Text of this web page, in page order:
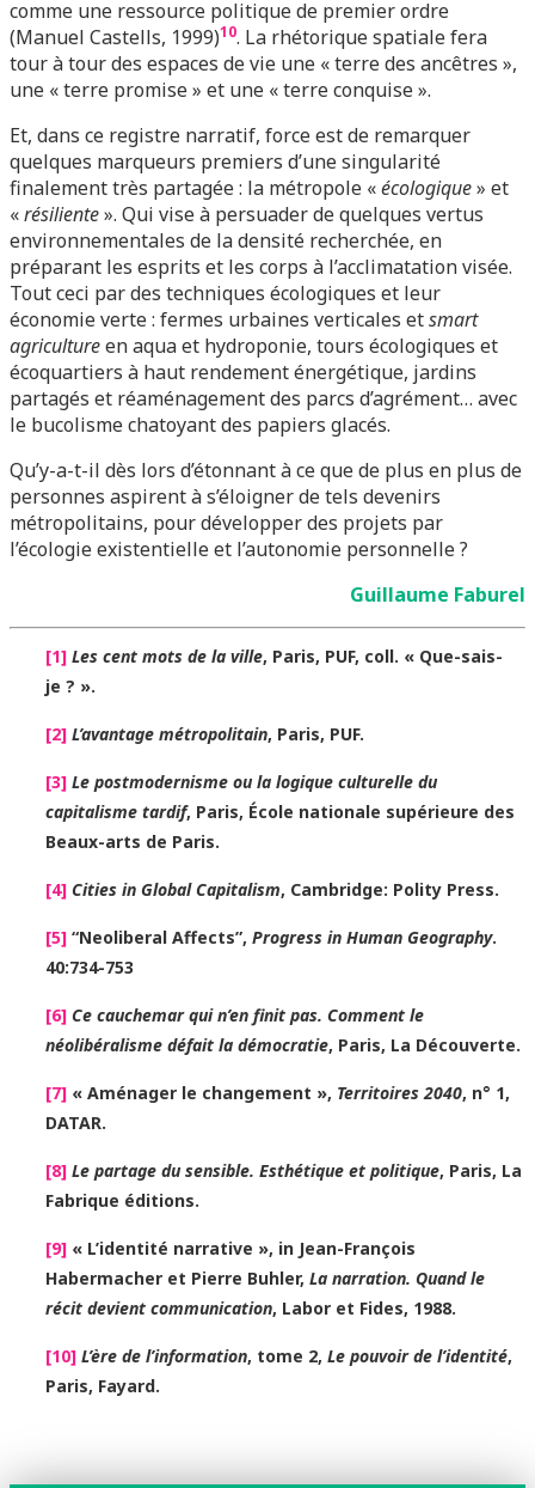
comme une ressource politique de premier ordre
(Manuel Castells, 1999)10. La rhétorique spatiale fera
tour à tour des espaces de vie une « terre des ancêtres »,
une « terre promise » et une « terre conquise ».
Et, dans ce registre narratif, force est de remarquer
quelques marqueurs premiers d’une singularité
finalement très partagée : la métropole «écologique» et
«résiliente». Qui vise à persuader de quelques vertus
environnementales de la densité recherchée, en
préparant les esprits et les corps à l’acclimatation visée.
Tout ceci par des techniques écologiques et leur
économie verte : fermes urbaines verticales etsmart
agricultureen aqua et hydroponie, tours écologiques et
écoquartiers à haut rendement énergétique, jardins
partagés et réaménagement des parcs d’agrément… avec
le bucolisme chatoyant des papiers glacés.
Qu’y-a-t-il dès lors d’étonnant à ce que de plus en plus de
personnes aspirent à s’éloigner de tels devenirs
métropolitains, pour développer des projets par
l’écologie existentielle et l’autonomie personnelle ?
Guillaume Faburel
[1] Les cent mots de la ville, Paris, PUF, coll. « Que-sais-
je ? ».
[2] L’avantage métropolitain, Paris, PUF.
[3] Le postmodernisme ou la logique culturelle du
capitalisme tardif, Paris, École nationale supérieure des
Beaux-arts de Paris.
[4] Cities in Global Capitalism, Cambridge: Polity Press.
[5] “Neoliberal Affects”, Progress in Human Geography.
40:734-753
[6] Ce cauchemar qui n’en finit pas. Comment le
néolibéralisme défait la démocratie, Paris, La Découverte.
[7] « Aménager le changement », Territoires 2040, n° 1,
DATAR.
[8] Le partage du sensible. Esthétique et politique, Paris, La
Fabrique éditions.
[9] « L’identité narrative », in Jean-François
Habermacher et Pierre Buhler, La narration. Quand le
récit devient communication, Labor et Fides, 1988.
[10] L’ère de l’information, tome 2, Le pouvoir de l’identité,
Paris, Fayard.